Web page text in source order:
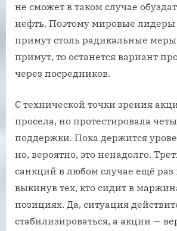
не сможет в таком случае
нефть. Поэтому мировые лидеры
примут столь радикальные
примут, то останется вариант
через посредников.
С технической точки зрения
просела, но протестировала
поддержки. Пока держится
но, вероятно, это ненадолго.
санкций в любом случае ещё раз
выкинув тех, кто сидит в
позициях. Да, ситуация
стабилизироваться, а акции —